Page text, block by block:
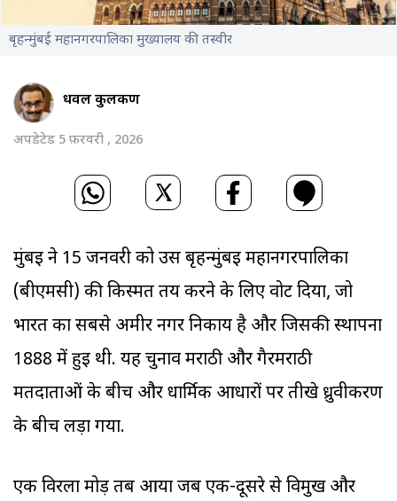
बृहन्मुंबई महानगरपालिका मुख्यालय की तस्वीर
धवल कुलकर्णी
अपडेटेड 5 फ़रवरी , 2026
मुंबई ने 15 जनवरी को उस बृहन्मुंबई महानगरपालिका
(बीएमसी) की किस्मत तय करने के लिए वोट दिया, जो
भारत का सबसे अमीर नगर निकाय है और जिसकी स्थापना
1888 में हुई थी. यह चुनाव मराठी और गैरमराठी
मतदाताओं के बीच और धार्मिक आधारों पर तीखे ध्रुवीकरण
के बीच लड़ा गया.
एक विरला मोड़ तब आया जब एक-दूसरे से विमुख और